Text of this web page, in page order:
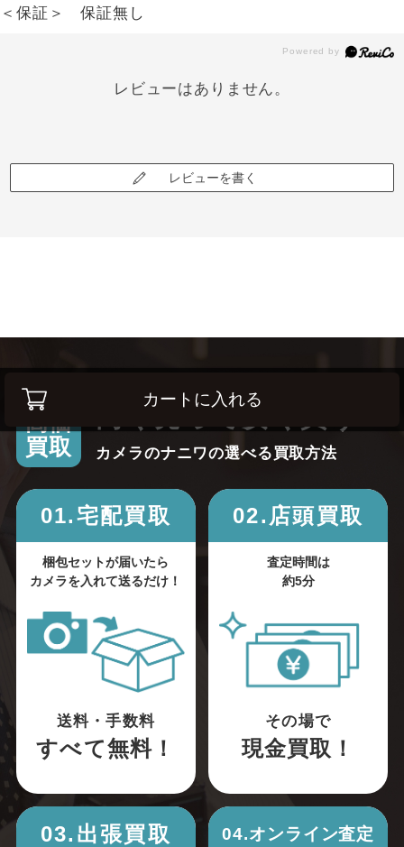
カートに入れる
＜保証＞ 保証無し
レビューはありません。
レビューを書く
高価
買取
高く売って安く買う！
カメラのナニワの選べる買取方法
01.宅配買取
梱包セットが届いたら
カメラを入れて送るだけ！
送料・手数料
すべて無料！
02.店頭買取
査定時間は
約5分
その場で
現金買取！
03.出張買取 04.オンライン査定